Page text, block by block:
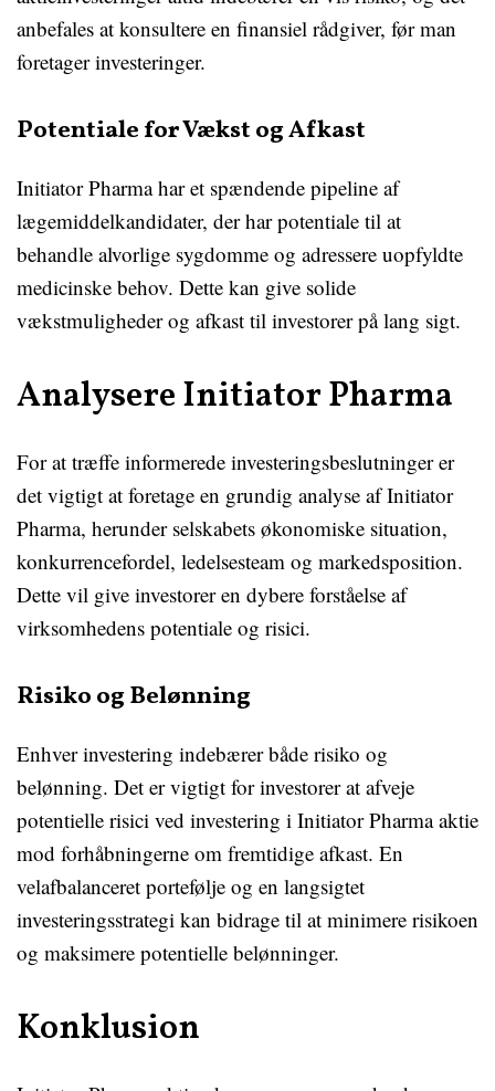
anbefales at konsultere en finansiel rådgiver, før man
foretager investeringer.
Potentiale for Vækst og Afkast
Initiator Pharma har et spændende pipeline af
lægemiddelkandidater, der har potentiale til at
behandle alvorlige sygdomme og adressere uopfyldte
medicinske behov. Dette kan give solide
vækstmuligheder og afkast til investorer på lang sigt.
Analysere Initiator Pharma
For at træffe informerede investeringsbeslutninger er
det vigtigt at foretage en grundig analyse af Initiator
Pharma, herunder selskabets økonomiske situation,
konkurrencefordel, ledelsesteam og markedsposition.
Dette vil give investorer en dybere forståelse af
virksomhedens potentiale og risici.
Risiko og Belønning
Enhver investering indebærer både risiko og
belønning. Det er vigtigt for investorer at afveje
potentielle risici ved investering i Initiator Pharma aktie
mod forhåbningerne om fremtidige afkast. En
velafbalanceret portefølje og en langsigtet
investeringsstrategi kan bidrage til at minimere risikoen
og maksimere potentielle belønninger.
Konklusion